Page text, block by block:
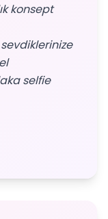
konsept
selfie